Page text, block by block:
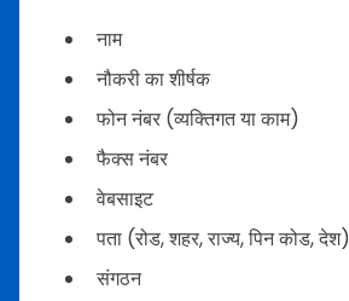
नाम
नौकरी का शीर्षक
फोन नंबर (व्यक्तिगत या काम)
फैक्स नंबर
वेबसाइट
पता (रोड, शहर, राज्य, पिन कोड, देश)
संगठन